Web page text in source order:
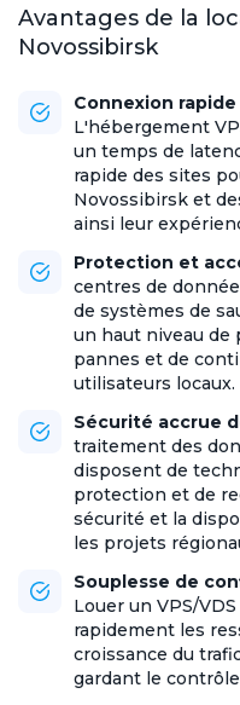
Avantages de la
Novossibirsk
Connexion
L'hébergement
un temps de
rapide des sites
Novossibirsk et
ainsi leur
Protection et
centres de
de systèmes de
un haut niveau de
pannes et de
utilisateurs locaux.
Sécurité accrue
traitement des
disposent de
protection et de
sécurité et la
les projets
Souplesse de
Louer un VPS/
rapidement les
croissance du
gardant le